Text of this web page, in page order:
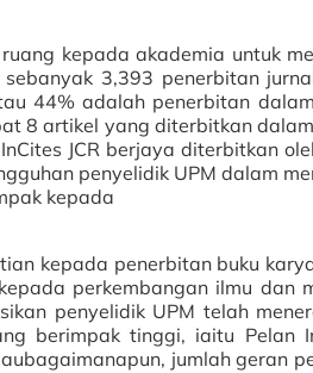
kepada akademia untuk
3,393 penerbitan
44% adalah penerbitan
8 artikel yang diterbitkan
JCR berjaya diterbitkan
penyelidik UPM dalam
kepada
kepada penerbitan buku
perkembangan ilmu dan
penyelidik UPM telah
berimpak tinggi, iaitu Pelan
jumlah geran